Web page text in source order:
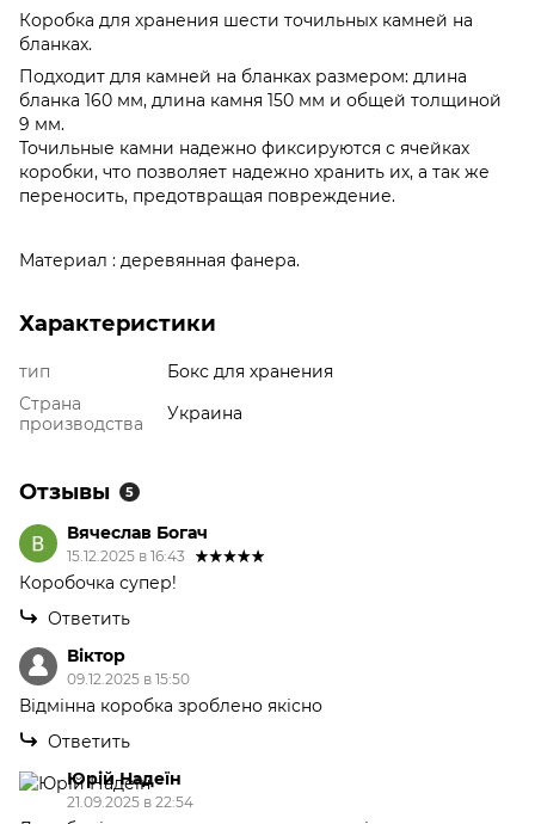
Коробка для хранения шести точильных камней на
бланках.
Подходит для камней на бланках размером: длина
бланка 160 мм, длина камня 150 мм и общей толщиной
9 мм.
Точильные камни надежно фиксируются с ячейках
коробки, что позволяет надежно хранить их, а так же
переносить, предотвращая повреждение.
Материал : деревянная фанера.
Характеристики
тип
Бокс для хранения
Страна
производства
Украина
Отзывы 5
Вячеслав Богач
15.12.2025 в 16:43
Коробочка супер!
Ответить
Віктор
09.12.2025 в 15:50
Відмінна коробка зроблено якісно
Ответить
Юрій Надеїн
21.09.2025 в 22:54